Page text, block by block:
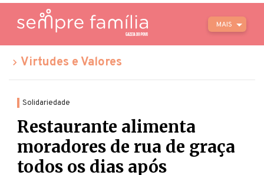
MAIS
Virtudes e Valores
Solidariedade
Restaurante alimenta
moradores de rua de graça
todos os dias após